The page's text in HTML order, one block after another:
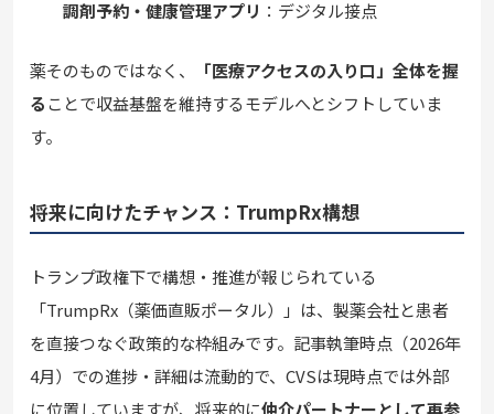
調剤予約・健康管理アプリ ：デジタル接点
薬そのものではなく、
「医療アクセスの入り口」全体を握
ることで収益基盤を維持するモデルへとシフトしていま
す。
将来に向けたチャンス：TrumpRx構想
トランプ政権下で構想・推進が報じられている
「TrumpRx（薬価直販ポータル）」は、製薬会社と患者
を直接つなぐ政策的な枠組みです。記事執筆時点（2026年
4月）での進捗・詳細は流動的で、CVSは現時点では外部
に位置していますが、将来的に仲介パートナーとして再参